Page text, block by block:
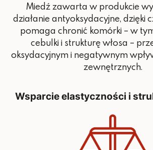
Miedź zawarta w produkcie
działanie antyoksydacyjne, dzięki
pomaga chronić komórki – w
cebulki i strukturę włosa –
oksydacyjnym i negatywnym
zewnętrznych.
Wsparcie elastyczności i